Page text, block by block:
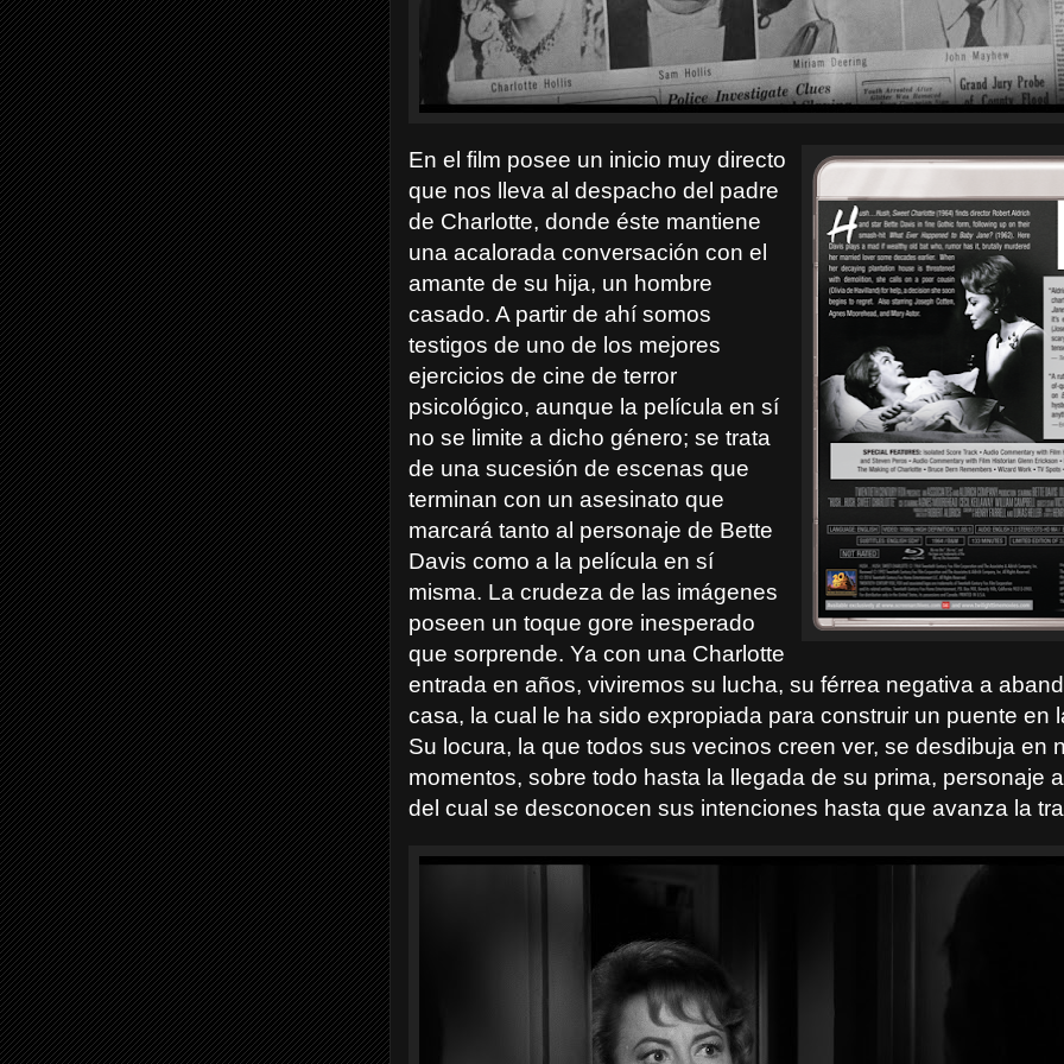
En el film posee un inicio muy directo
que nos lleva al despacho del padre
de Charlotte, donde éste mantiene
una acalorada conversación con el
amante de su hija, un hombre
casado. A partir de ahí somos
testigos de uno de los mejores
ejercicios de cine de terror
psicológico, aunque la película en sí
no se limite a dicho género; se trata
de una sucesión de escenas que
terminan con un asesinato que
marcará tanto al personaje de Bette
Davis como a la película en sí
misma. La crudeza de las imágenes
poseen un toque gore inesperado
que sorprende. Ya con una Charlotte
entrada en años, viviremos su lucha, su férrea negativa a
casa, la cual le ha sido expropiada para construir un puente en
Su locura, la que todos sus vecinos creen ver, se desdibuja en
momentos, sobre todo hasta la llegada de su prima, personaje
del cual se desconocen sus intenciones hasta que avanza la